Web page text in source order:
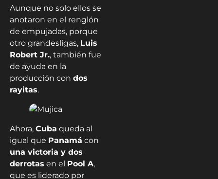
Aunque no solo ellos se
anotaron en el renglón
de empujadas, porque
otro grandesligas, Luis
Robert Jr., también fue
de ayuda en la
producción con dos
rayitas.
Ahora, Cuba queda al
igual que Panamá con
una victoria y dos
derrotas en el Pool A,
que es liderado por